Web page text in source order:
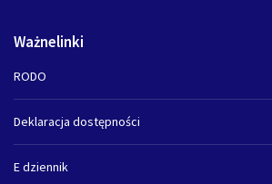
Ważnelinki
RODO
Deklaracja dostępności
E dziennik